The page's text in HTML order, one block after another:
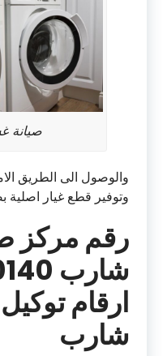
صيانة
والوصول الى الطريق
وتوفير قطع غيار
رقم مركز
شارب
ارقام
شارب